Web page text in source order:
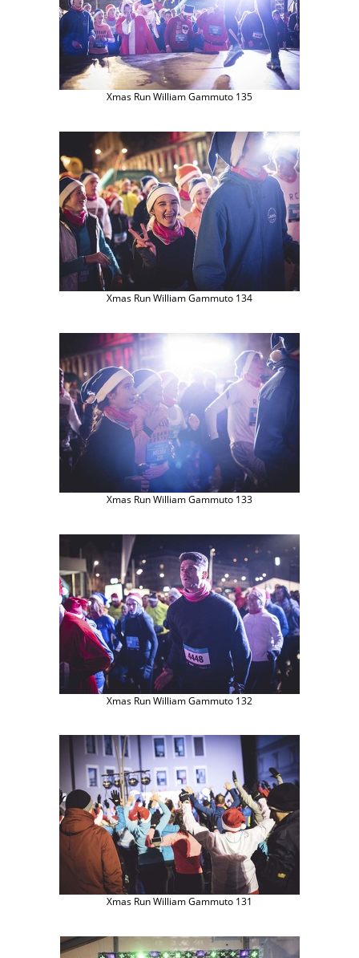
Xmas Run William Gammuto 135
Xmas Run William Gammuto 134
Xmas Run William Gammuto 133
Xmas Run William Gammuto 132
Xmas Run William Gammuto 131